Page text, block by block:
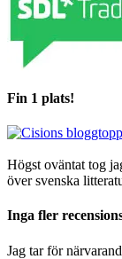
Fin 1 plats!
Högst oväntat tog
över svenska
Inga fler
Jag tar för